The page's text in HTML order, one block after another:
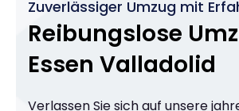
Zuverlässiger Umzug mit
Reibungslose
Essen Valladolid
Verlassen Sie sich auf unsere